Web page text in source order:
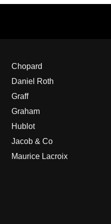
Chopard
Daniel Roth
Graff
Graham
Hublot
Jacob & Co
Maurice Lacroix